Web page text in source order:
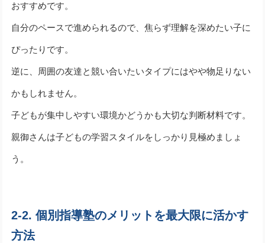
おすすめです。
自分のペースで進められるので、焦らず理解を深めたい子に
ぴったりです。
逆に、周囲の友達と競い合いたいタイプにはやや物足りない
かもしれません。
子どもが集中しやすい環境かどうかも大切な判断材料です。
親御さんは子どもの学習スタイルをしっかり見極めましょ
う。
2-2. 個別指導塾のメリットを最大限に活かす
方法